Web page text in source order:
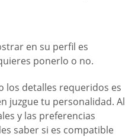
en su perfil es
ponerlo o no.
los detalles requeridos es
juzgue tu personalidad. Al
y las preferencias
saber si es compatible